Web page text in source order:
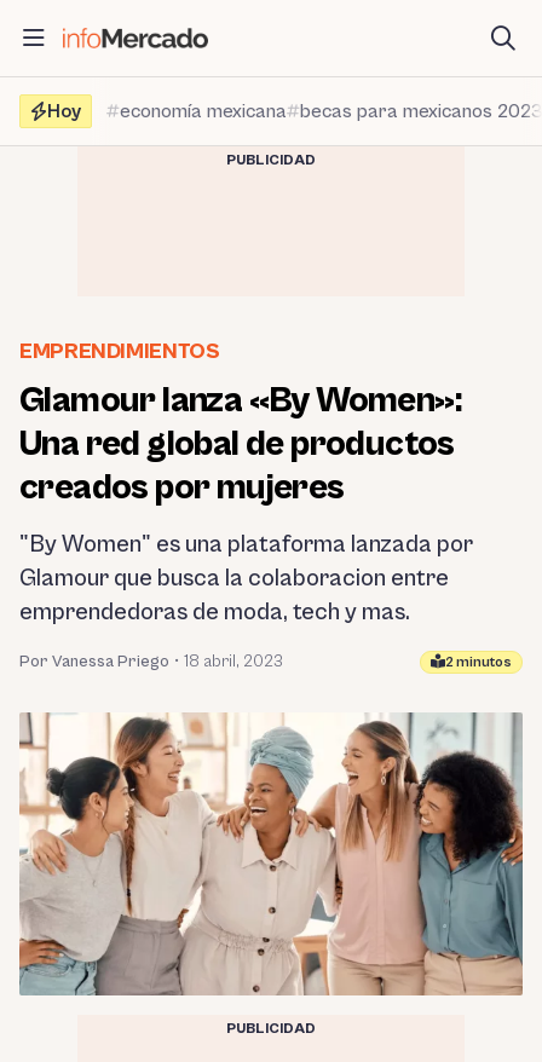
contenido
Hoy
economía mexicana becas para mexicanos 2023
PUBLICIDAD
EMPRENDIMIENTOS
Glamour lanza «By Women»:
Una red global de productos
creados por mujeres
"By Women" es una plataforma lanzada por
Glamour que busca la colaboracion entre
emprendedoras de moda, tech y mas.
Por Vanessa Priego • 18 abril, 2023 2 minutos
PUBLICIDAD